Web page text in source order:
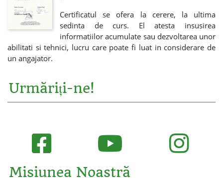
Certificatul se ofera la cerere, la ultima
sedinta de curs. El atesta insusirea
informatiilor acumulate sau dezvoltarea unor
abilitati si tehnici, lucru care poate fi luat in considerare de
un angajator.
Urmăriți-ne!
Misiunea Noastră